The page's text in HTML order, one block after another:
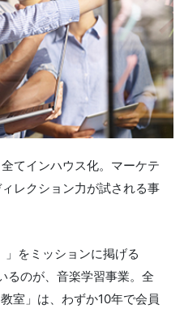
てインハウス化。マーケテ
レクション力が試される事
」をミッションに掲げる
るのが、音楽学習事業。全
室」は、わずか10年で会員